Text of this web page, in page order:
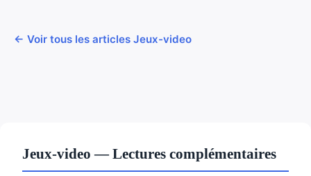
← Voir tous les articles Jeux-video
Jeux-video — Lectures complémentaires